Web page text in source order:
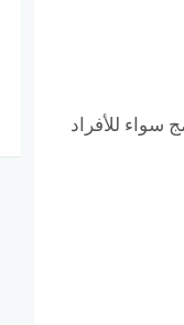
سواء للأفراد